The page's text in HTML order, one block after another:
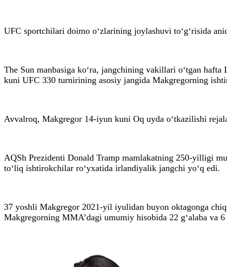
UFC sportchilari doimo o‘zlarining joylashuvi to‘g‘risida
The Sun manbasiga ko‘ra, jangchining vakillari o‘tgan
kuni UFC 330 turnirining asosiy jangida Makgregorning
Avvalroq, Makgregor 14-iyun kuni Oq uyda o‘tkazilishi
AQSh Prezidenti Donald Tramp mamlakatning 250-yilligi
to‘liq ishtirokchilar ro‘yxatida irlandiyalik jangchi yo‘q edi.
37 yoshli Makgregor 2021-yil iyulidan buyon oktagonga
Makgregorning MМА’dagi umumiy hisobida 22 g‘alaba va 6